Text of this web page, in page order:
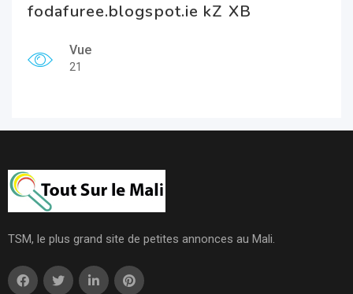
fodafuree.blogspot.ie kZ XB
Vue
21
TSM, le plus grand site de petites annonces au Mali.